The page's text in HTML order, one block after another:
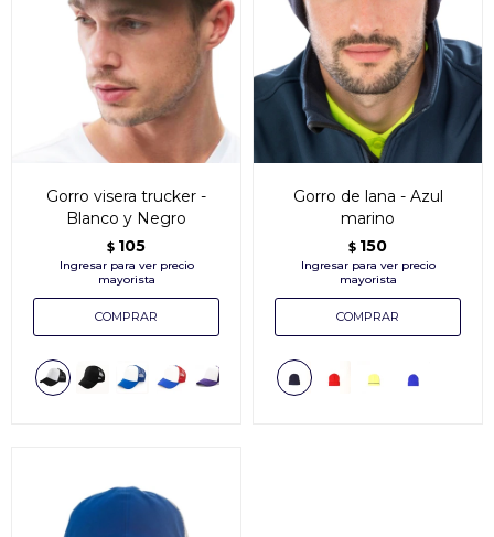
Gorro visera trucker -
Blanco y Negro
$ 105
Gorro de lana - Azul
marino
$ 150